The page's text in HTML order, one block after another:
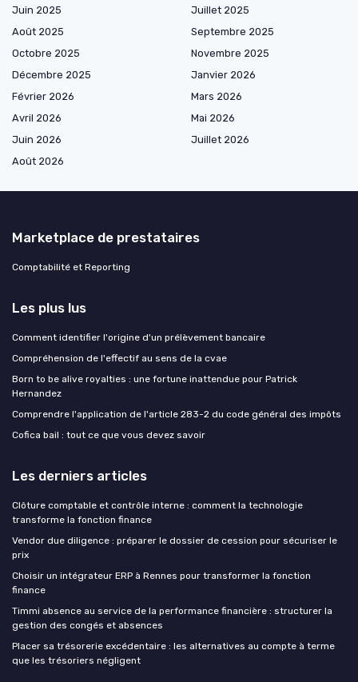
Juin 2025
Juillet 2025
Août 2025
Septembre 2025
Octobre 2025
Novembre 2025
Décembre 2025
Janvier 2026
Février 2026
Mars 2026
Avril 2026
Mai 2026
Juin 2026
Juillet 2026
Août 2026
Marketplace de prestataires
Comptabilité et Reporting
Les plus lus
Comment identifier l'origine d'un prélèvement bancaire
Compréhension de l'effectif au sens de la cvae
Born to be alive royalties : une fortune inattendue pour Patrick
Hernandez
Comprendre l'application de l'article 283-2 du code général des impôts
Cofica bail : tout ce que vous devez savoir
Les derniers articles
Clôture comptable et contrôle interne : comment la technologie
transforme la fonction finance
Vendor due diligence : préparer le dossier de cession pour sécuriser le
prix
Choisir un intégrateur ERP à Rennes pour transformer la fonction
finance
Timmi absence au service de la performance financière : structurer la
gestion des congés et absences
Placer sa trésorerie excédentaire : les alternatives au compte à terme
que les trésoriers négligent